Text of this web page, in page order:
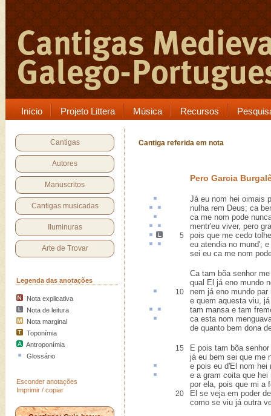
Início Projeto Littera Música Recursos
Cantigas
Autores
Manuscritos
Cantigas musicadas
Iluminuras
Arte de Trovar
Legenda das anotações
Nota explicativa
Nota de leitura
Nota marginal
Toponímia
Antroponímia
Glossário
Esconder anotações
Imprimir / copiar
Cantiga referida em nota
Pero Garcia
Já eu nom hei oimais
nulha rem Deus; ca
ca me nom pode
mentr'eu viver, pero
5 pois que me cedo
eu atendiano mund'; e
sei eu ca me nom
Ca tam bõa senhor
qual El já eno mundo
10 nem já eno mundo par
e quem aquesta viu,
tam mansae tam
ca esta nom
de quanto bem dona
15
E pois tam bõa
já eu bem sei que me
e pois eu d'El nom
e a gram coitaque hei
por ela, pois que mi a
20
El se veja em poder
como se viu já outra